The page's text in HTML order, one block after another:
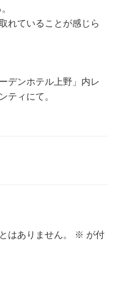
れていることが感じら
デンホテル上野」内レ
ティにて。
はありません。 ※ が付